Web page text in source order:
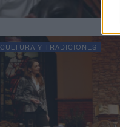
CULTURA Y TRADICIONES